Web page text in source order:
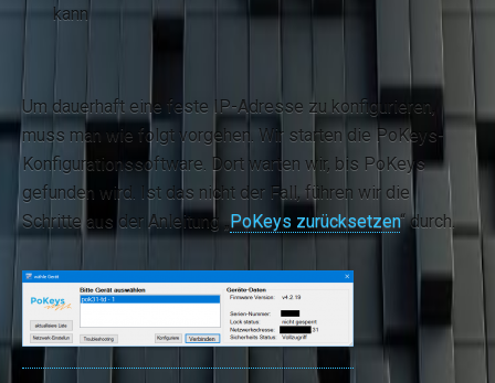
kann
Um dauerhaft eine feste IP-Adresse zu konfigurieren,
muss man wie folgt vorgehen. Wir starten die PoKeys-
Konfigurationssoftware. Dort warten wir, bis PoKeys
gefunden wird. Ist das nicht der Fall, führen wir die
Schritte aus der Anleitung „ PoKeys zurücksetzen“ durch.